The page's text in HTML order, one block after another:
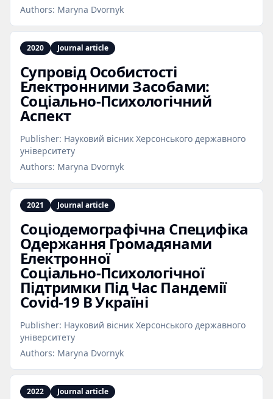
Authors: Maryna Dvornyk
2020 Journal article
Супровід Особистості
Електронними Засобами:
Соціально‑Психологічний
Аспект
Publisher: Науковий вісник Херсонського державного
університету
Authors: Maryna Dvornyk
2021 Journal article
Соціодемографічна Специфіка
Одержання Громадянами
Електронної
Соціально‑Психологічної
Підтримки Під Час Пандемії
Covid‑19 В Україні
Publisher: Науковий вісник Херсонського державного
університету
Authors: Maryna Dvornyk
2022 Journal article